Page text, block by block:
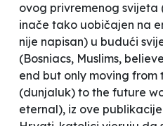
ovog privremenog svijeta
inače tako uobičajen na
nije napisan) u budući
(Bosniacs, Muslims,
end but only moving from
(dunjaluk) to the future
eternal), iz ove